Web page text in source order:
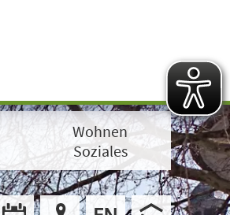
Wohnen
Soziales